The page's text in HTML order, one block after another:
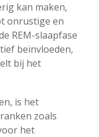
kan maken,
onrustige en
REM-slaapfase
beïnvloeden,
bij het
is het
zoals
het